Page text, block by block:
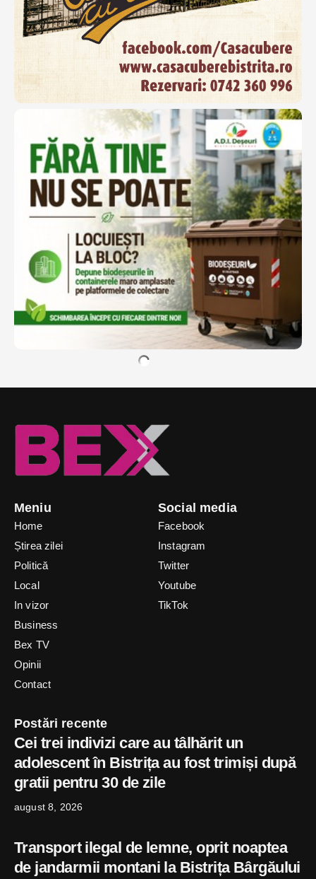
Meniu
Home
Știrea zilei
Politică
Local
In vizor
Business
Bex TV
Opinii
Contact
Social media
Facebook
Instagram
Twitter
Youtube
TikTok
Postări recente
Cei trei indivizi care au tâlhărit un
adolescent în Bistrița au fost trimiși după
gratii pentru 30 de zile
august 8, 2026
Transport ilegal de lemne, oprit noaptea
de jandarmii montani la Bistrița Bârgăului